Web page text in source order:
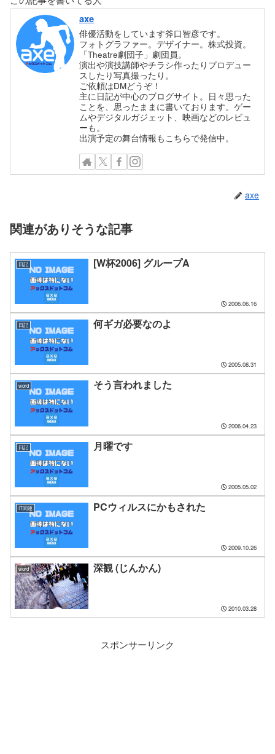
axe
俳優活動をしています斧口智彦です。
フォトグラファー。デザイナー。株式投資。
「Theatre劇団子」劇団員。
演出や演技講師やチラシ作ったりプロデュー
スしたり写真撮ったり。
ご依頼はDMどうぞ！
主に日記が中心のブログサイト。日々思った
ことを、思ったままに書いております。ゲー
ムやデジタルガジェット、映画などのレビュ
ーも。
出演予定の舞台情報もこちらで発信中。
axe
関連がありそうな記事
日記 [W杯2006] グループA
2006.06.16
日記 何ギガ必要なのよ
2005.08.31
word そう言われました
2006.04.23
日記 月曜です
2005.05.02
IT関連 PCウィルスにかもされた
2009.10.26
word 深観 (じんかん)
2010.03.28
スポンサーリンク